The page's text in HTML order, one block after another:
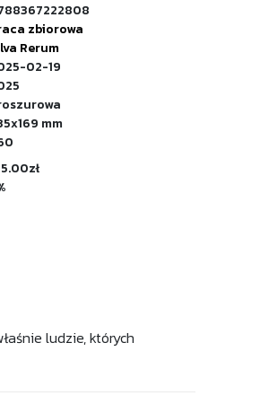
zbiorowa
Rerum
02-19
mm
ludzie, których